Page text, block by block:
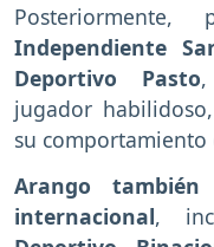
Independiente
Deportivo Pasto
jugador
su comportamiento
Arango
internacional,